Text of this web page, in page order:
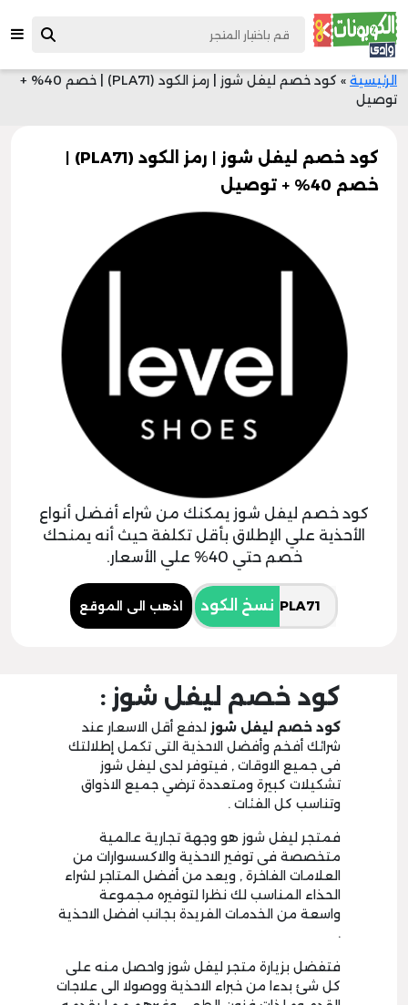
الرئيسية »
كود خصم ليفل شوز | رمز الكود (PLA71) | خصم 40% +
توصيل
كود خصم ليفل شوز | رمز الكود (PLA71) |
خصم 40% + توصيل
كود خصم ليفل شوز يمكنك من شراء أفضل أنواع
الأحذية علي الإطلاق بأقل تكلفة حيث أنه يمنحك
خصم حتي 40% علي الأسعار.
نسخ الكود اذهب الى الموقع
كود خصم ليفل شوز :
كود خصم ليفل شوز لدفع أقل الاسعار عند
شرائك أفخم وأفضل الاحذية التى تكمل إطلالتك
فى جميع الاوقات , فيتوفر لدى ليفل شوز
تشكيلات كبيرة ومتعددة ترضي جميع الاذواق
وتناسب كل الفئات .
فمتجر ليفل شوز هو وجهة تجارية عالمية
متخصصة فى توفير الاحذية والاكسسوارات من
العلامات الفاخرة , ويعد من أفضل المتاجر لشراء
الحذاء المناسب لك نظرا لتوفيره مجموعة
واسعة من الخدمات الفريدة بجانب افضل الاحذية
.
فتفضل بزيارة متجر ليفل شوز واحصل منه على
كل شئ بدءا من خبراء الاحذية ووصولا الى علاجات